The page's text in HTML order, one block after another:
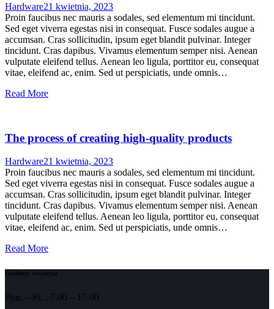
Hardware21 kwietnia, 2023
Proin faucibus nec mauris a sodales, sed elementum mi tincidunt.
Sed eget viverra egestas nisi in consequat. Fusce sodales augue a
accumsan. Cras sollicitudin, ipsum eget blandit pulvinar. Integer
tincidunt. Cras dapibus. Vivamus elementum semper nisi. Aenean
vulputate eleifend tellus. Aenean leo ligula, porttitor eu, consequat
vitae, eleifend ac, enim. Sed ut perspiciatis, unde omnis…
Read More
The process of creating high-quality products
Hardware21 kwietnia, 2023
Proin faucibus nec mauris a sodales, sed elementum mi tincidunt.
Sed eget viverra egestas nisi in consequat. Fusce sodales augue a
accumsan. Cras sollicitudin, ipsum eget blandit pulvinar. Integer
tincidunt. Cras dapibus. Vivamus elementum semper nisi. Aenean
vulputate eleifend tellus. Aenean leo ligula, porttitor eu, consequat
vitae, eleifend ac, enim. Sed ut perspiciatis, unde omnis…
Read More
Godziny otwarcia
Pon. – Pt. : 7.00 – 17.00